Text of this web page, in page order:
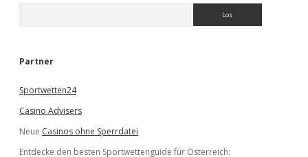
e
Partner
Sportwetten24
Casino Advisers
Neue Casinos ohne Sperrdatei
Entdecke den besten Sportwettenguide für Österreich: